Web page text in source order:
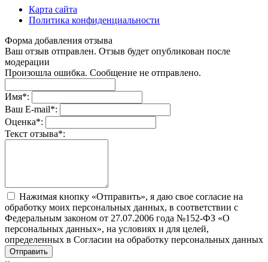
Карта сайта
Политика конфиденциальности
Форма добавления отзыва
Ваш отзыв отправлен. Отзыв будет опубликован после
модерации
Произошла ошибка. Сообщение не отправлено.
Имя*:
Ваш E-mail*:
Оценка*:
Текст отзыва*:
Нажимая кнопку «Отправить», я даю свое согласие на
обработку моих персональных данных, в соответствии с
Федеральным законом от 27.07.2006 года №152-ФЗ «О
персональных данных», на условиях и для целей,
определенных в Согласии на обработку персональных данных
Отправить